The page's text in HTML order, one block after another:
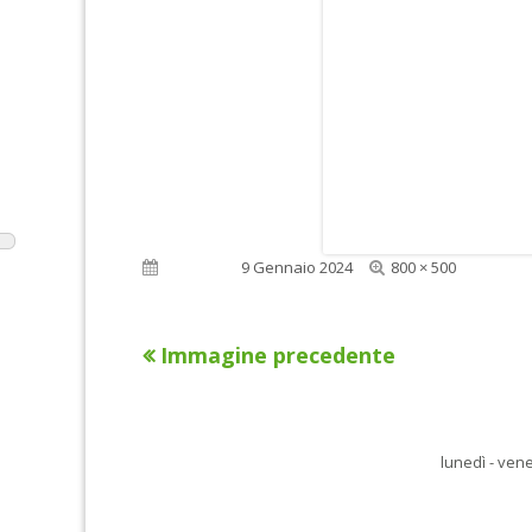
9 Gennaio 2024
Dimensione
800 × 500
Immagine precedente
lunedì -